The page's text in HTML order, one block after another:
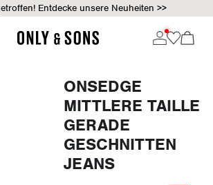
Entdecke unsere Neuheiten >>
ONSEDGE
MITTLERE TAILLE
GERADE
GESCHNITTEN
JEANS